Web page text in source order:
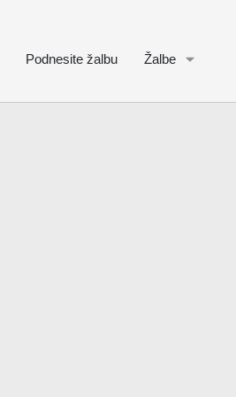
Podnesite žalbu Žalbe